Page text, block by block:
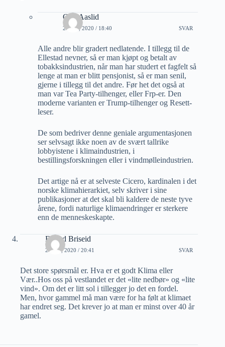
Geir Aaslid
2 JULI, 2020 / 18:40 SVAR
Alle andre blir gradert nedlatende. I tillegg til de
Ellestad nevner, så er man kjøpt og betalt av
tobakksindustrien, når man har studert et fagfelt så
lenge at man er blitt pensjonist, så er man senil,
gjerne i tillegg til det andre. Før het det også at
man var Tea Party-tilhenger, eller Frp-er. Den
moderne varianten er Trump-tilhenger og Resett-
leser.
De som bedriver denne geniale argumentasjonen
ser selvsagt ikke noen av de svært tallrike
lobbyistene i klimaindustrien, i
bestillingsforskningen eller i vindmølleindustrien.
Det artige nå er at selveste Cicero, kardinalen i det
norske klimahierarkiet, selv skriver i sine
publikasjoner at det skal bli kaldere de neste tyve
årene, fordi naturlige klimaendringer er sterkere
enn de menneskeskapte.
Eivind Briseid
2 JULI, 2020 / 20:41 SVAR
Det store spørsmål er. Hva er et godt Klima eller
Vær..Hos oss på vestlandet er det «lite nedbør» og «lite
vind». Om det er litt sol i tillegger jo det en fordel.
Men, hvor gammel må man være for ha følt at klimaet
har endret seg. Det krever jo at man er minst over 40 år
gamel.